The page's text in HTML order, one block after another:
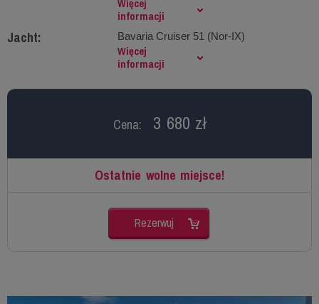
Więcej
informacji
Jacht: Bavaria Cruiser 51 (Nor-IX)
Więcej
informacji
Cena: 3 680 zł
Ostatnie wolne miejsce!
Rezerwuj